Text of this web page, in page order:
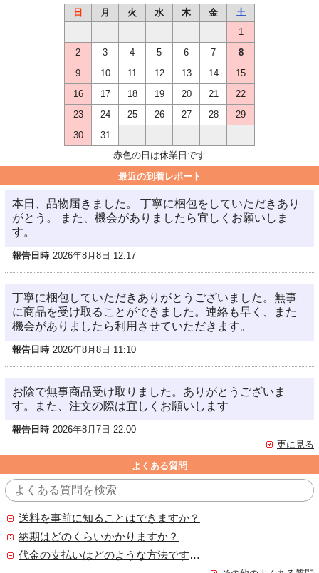
日
月 火 水 木 金
土
1
2
3 4 5 6 7
8
9
10 11 12 13 14
15
16
17 18 19 20 21
22
23
24 25 26 27 28
29
30
31
赤色の日は休業日です
最近の到着レポート
本日、品物届きました。 丁寧に梱包をしていただきあり
がとう。 また、機会がありましたら宜しくお願いしま
す。
報告日時 2026年8月8日 12:17
丁寧に梱包していただきありがとうございました。無事
に商品を受け取ることができました。連絡も早く、また
機会がありましたら利用させていただきます。
報告日時 2026年8月8日 11:10
お陰で無事商品受け取りました。ありがとうございま
す。また、注文の際は宜しくお願いします
報告日時 2026年8月7日 22:00
更に見る
よくある質問
送料を事前に知ることはできますか？
納期はどのくらいかかりますか？
代金の支払いはどのような方法ですか？